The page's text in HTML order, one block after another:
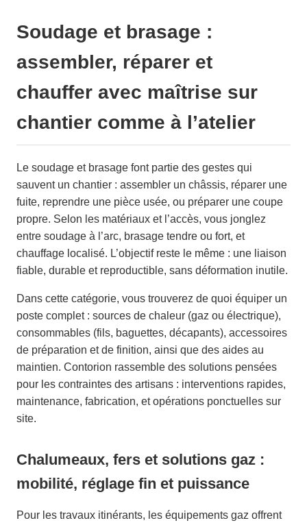
Soudage et brasage :
assembler, réparer et
chauffer avec maîtrise sur
chantier comme à l’atelier
Le soudage et brasage font partie des gestes qui
sauvent un chantier : assembler un châssis, réparer une
fuite, reprendre une pièce usée, ou préparer une coupe
propre. Selon les matériaux et l’accès, vous jonglez
entre soudage à l’arc, brasage tendre ou fort, et
chauffage localisé. L’objectif reste le même : une liaison
fiable, durable et reproductible, sans déformation inutile.
Dans cette catégorie, vous trouverez de quoi équiper un
poste complet : sources de chaleur (gaz ou électrique),
consommables (fils, baguettes, décapants), accessoires
de préparation et de finition, ainsi que des aides au
maintien. Contorion rassemble des solutions pensées
pour les contraintes des artisans : interventions rapides,
maintenance, fabrication, et opérations ponctuelles sur
site.
Chalumeaux, fers et solutions gaz :
mobilité, réglage fin et puissance
Pour les travaux itinérants, les équipements gaz offrent